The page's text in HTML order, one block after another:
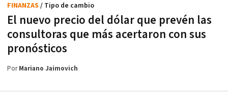
El nuevo precio del dólar que prevén las
consultoras que más acertaron con sus
pronósticos
FINANZAS / Tipo de cambio
PorMariano Jaimovich